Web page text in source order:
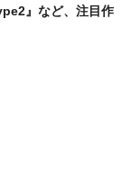
』など、注目作